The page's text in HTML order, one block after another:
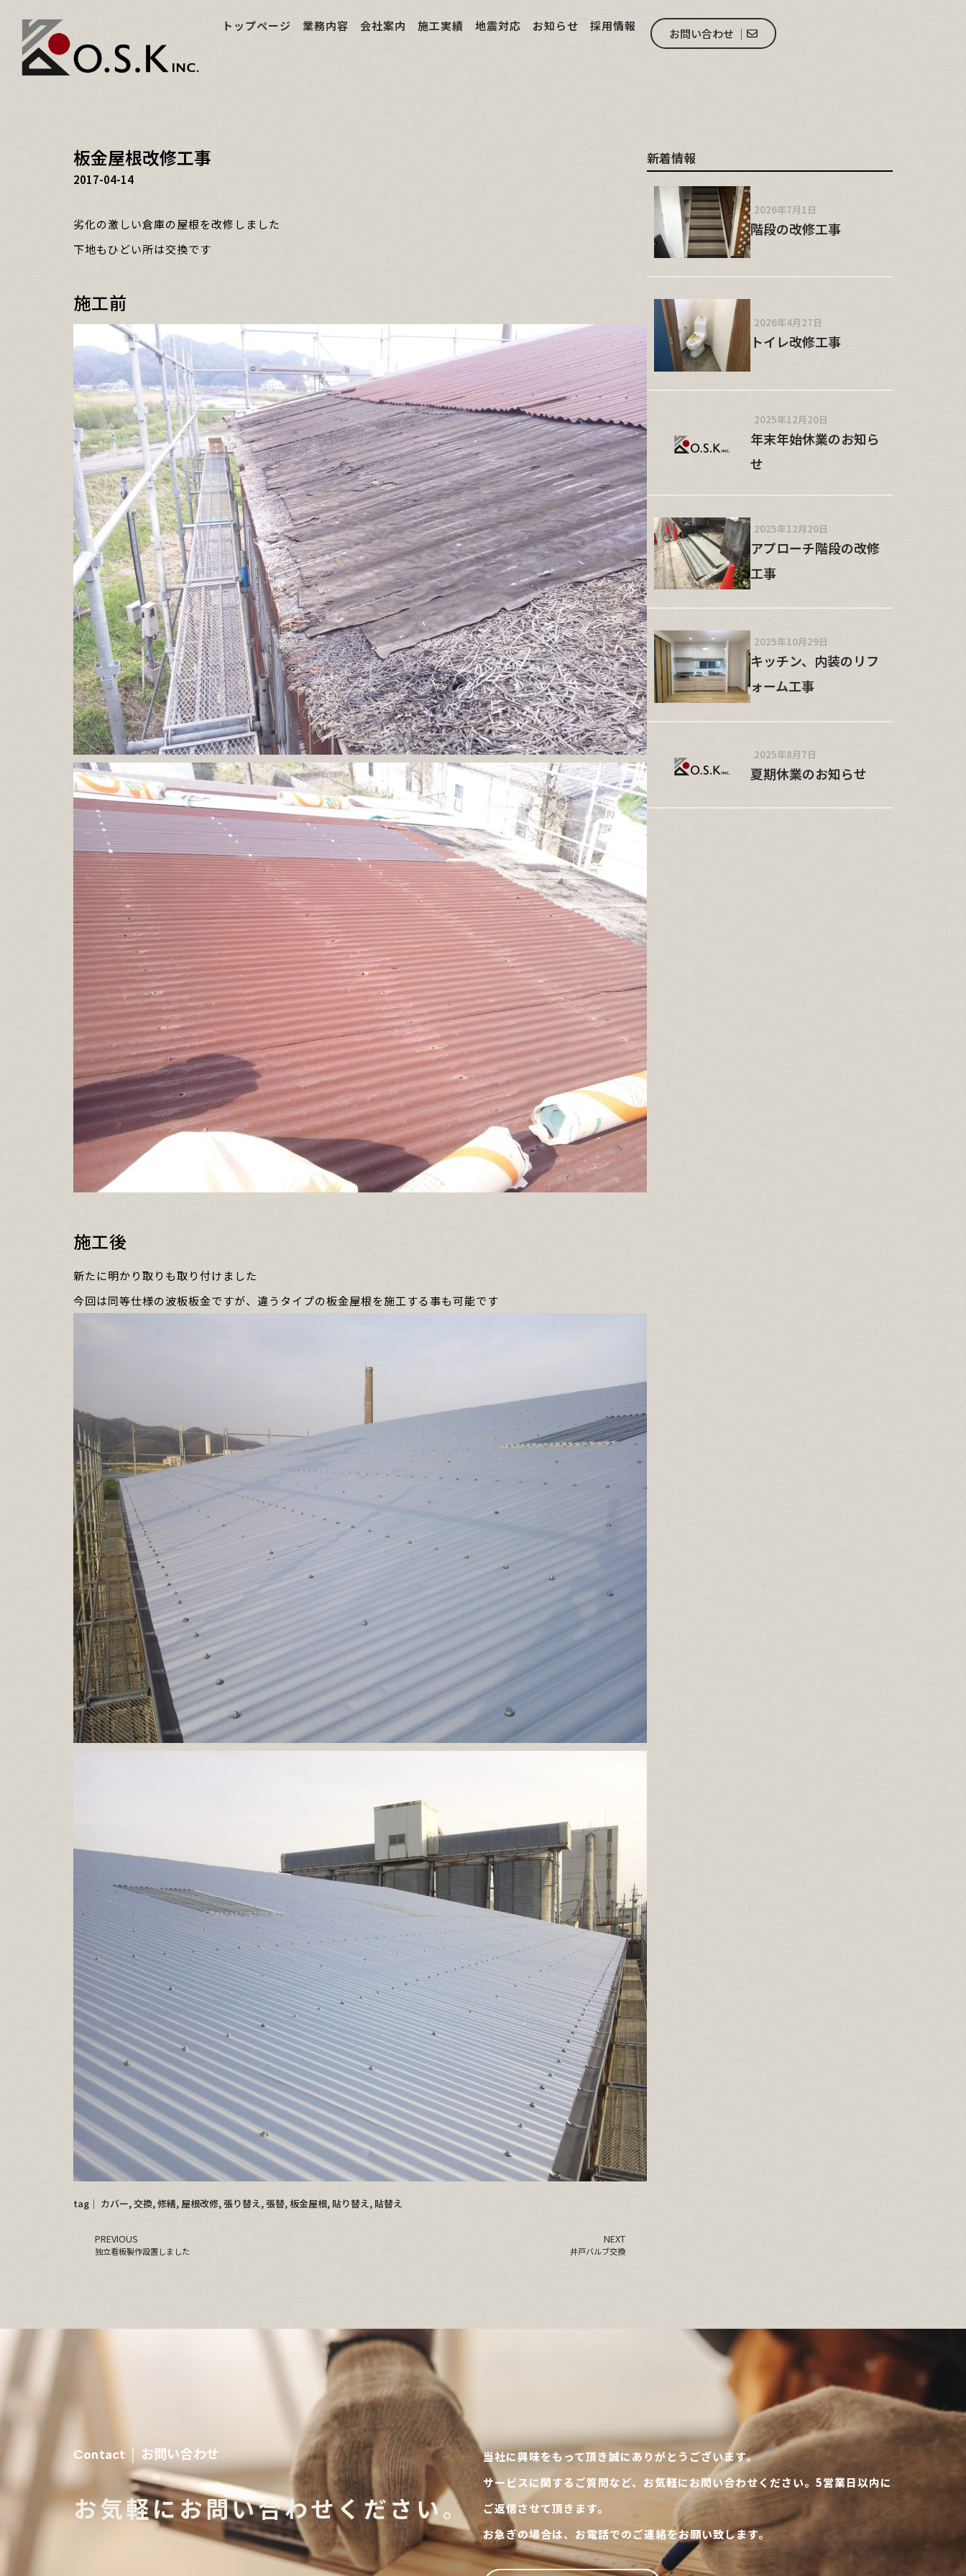
トップページ 業務内容 会社案内 施工実績 地震対応 お知らせ 採用情報
お問い合わせ │
板金屋根改修工事
2017-04-14
劣化の激しい倉庫の屋根を改修しました
下地もひどい所は交換です
施工前
施工後
新たに明かり取りも取り付けました
今回は同等仕様の波板板金ですが、違うタイプの板金屋根を施工する事も可能です
tag│ カバー,交換,修繕, 屋根改修,張り替え,張替,板金屋根,貼り替え,貼替え
PREVIOUS
独立看板製作設置しました
NEXT
井戸バルブ交換
新着情報
2026年7月1日
階段の改修工事
2026年4月27日
トイレ改修工事
2025年12月20日
年末年始休業のお知ら
せ
2025年12月20日
アプローチ階段の改修
工事
2025年10月29日
キッチン、内装のリフ
ォーム工事
2025年8月7日
夏期休業のお知らせ
Contact │ お問い合わせ
お気軽にお問い合わせください。
当社に興味をもって頂き誠にありがとうございます。
サービスに関するご質問など、お気軽にお問い合わせください。5営業日以内に
ご返信させて頂きます。
お急ぎの場合は、お電話でのご連絡をお願い致します。